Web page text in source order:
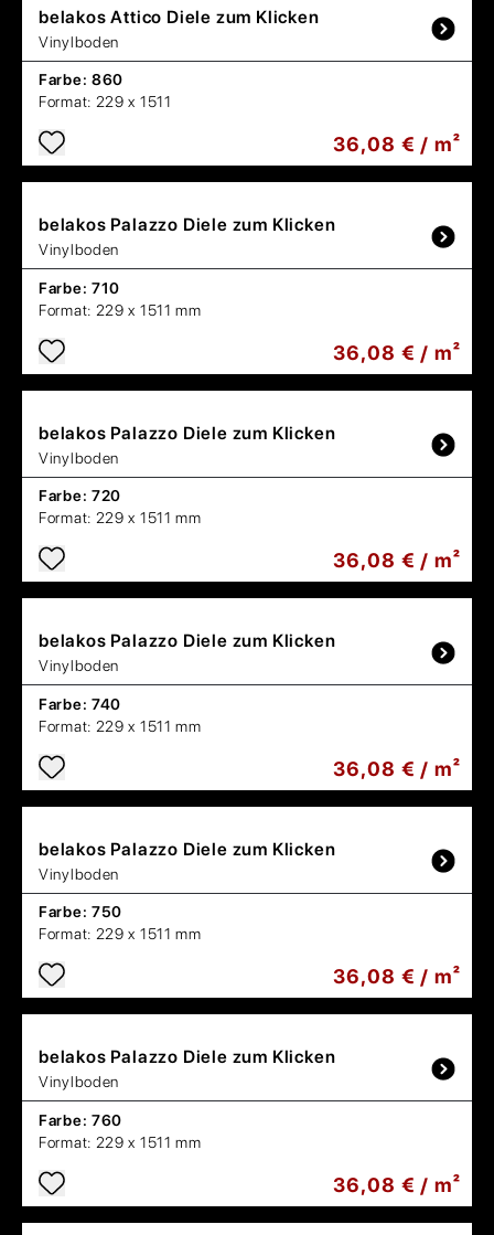
belakosAttico Diele zum Klicken
Vinylboden
Farbe: 860
Format: 229 x 1511
36,08 € / m²
belakos Palazzo Diele zum Klicken
Vinylboden
Farbe: 710
Format: 229 x 1511 mm
36,08 € / m²
belakos Palazzo Diele zum Klicken
Vinylboden
Farbe: 720
Format: 229 x 1511 mm
36,08 € / m²
belakos Palazzo Diele zum Klicken
Vinylboden
Farbe: 740
Format: 229 x 1511 mm
36,08 € / m²
belakos Palazzo Diele zum Klicken
Vinylboden
Farbe: 750
Format: 229 x 1511 mm
36,08 € / m²
belakos Palazzo Diele zum Klicken
Vinylboden
Farbe: 760
Format: 229 x 1511 mm
36,08 € / m²